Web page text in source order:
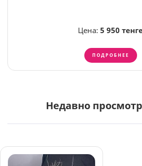
Цена: 5 950
ПОДРОБНЕЕ
Недавно